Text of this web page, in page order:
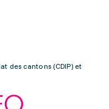
des cantons (CDIP) et